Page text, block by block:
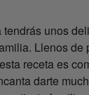
unos
Llenos de
receta es
darte